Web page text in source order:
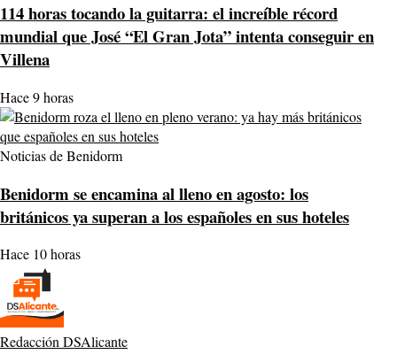
114 horas tocando la guitarra: el increíble récord
mundial que José “El Gran Jota” intenta conseguir en
Villena
Hace 9 horas
Noticias de Benidorm
Benidorm se encamina al lleno en agosto: los
británicos ya superan a los españoles en sus hoteles
Hace 10 horas
Redacción DSAlicante